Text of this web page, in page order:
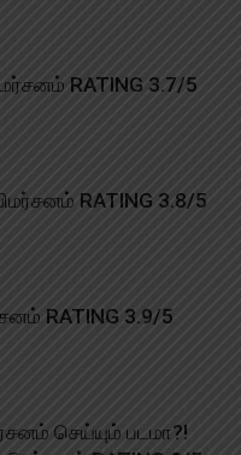
RATING 3.7/5
RATING 3.8/5
RATING 3.9/5
செய்யும் படமா?!